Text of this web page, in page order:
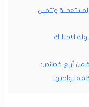
وتثمين
الامتلاك
أربع خصائص:
نواحيها: